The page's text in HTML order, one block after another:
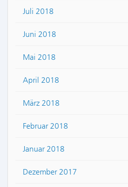
Juli 2018
Juni 2018
Mai 2018
April 2018
März 2018
Februar 2018
Januar 2018
Dezember 2017